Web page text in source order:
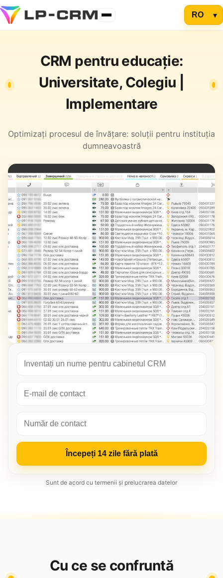
CRM pentru educație:
Universitate, Colegiu |
Implementare
Optimizați procesul de învățare: soluții pentru instituția
dumneavoastră
Începeți 14 zile fără plată
Sunt de acord cu termenii și prelucrarea datelor
Cu ce se confruntă